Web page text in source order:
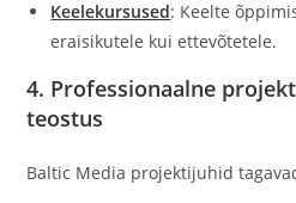
Keelekursused: Keelte
eraisikutele kui ettevõtetele.
4. Professionaalne
teostus
Baltic Media projektijuhid